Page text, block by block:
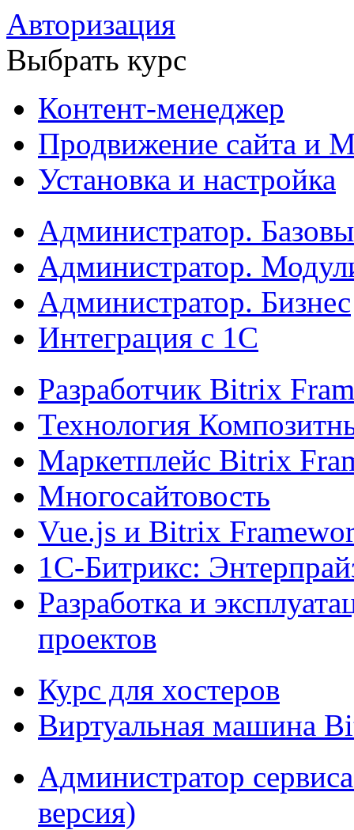
Авторизация
Выбрать курс
Контент-менеджер
Продвижение сайта и
Установка и настройка
Администратор.
Администратор.
Администратор. Бизнес
Интеграция с 1С
Разработчик Bitrix
Технология
Маркетплейс Bitrix
Многосайтовость
Vue.js и Bitrix
1С-Битрикс:
Разработка и
проектов
Курс для хостеров
Виртуальная машина
Администратор
версия)